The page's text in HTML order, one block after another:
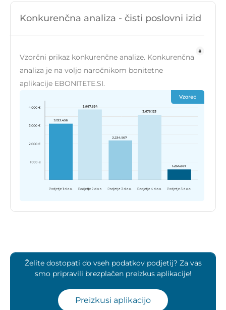
Konkurenčna analiza - čisti poslovni izid
Vzorčni prikaz konkurenčne analize. Konkurenčna
analiza je na voljo naročnikom bonitetne
aplikacije EBONITETE.SI.
Želite dostopati do vseh podatkov podjetij? Za vas
smo pripravili brezplačen preizkus aplikacije!
Preizkusi aplikacijo